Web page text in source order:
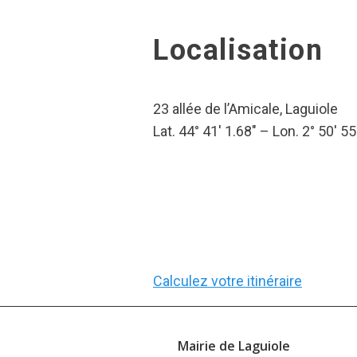
Localisation
23 allée de l’Amicale, Laguiole
Lat. 44° 41′ 1.68″ – Lon. 2° 50′
Calculez votre itinéraire
Mairie de Laguiole